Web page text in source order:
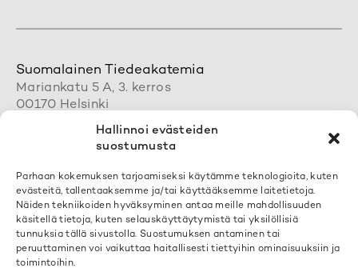
Hallinnoi evästeiden
suostumusta
Parhaan kokemuksen tarjoamiseksi käytämme teknologioita, kuten
evästeitä, tallentaaksemme ja/tai käyttääksemme laitetietoja.
Näiden tekniikoiden hyväksyminen antaa meille mahdollisuuden
käsitellä tietoja, kuten selauskäyttäytymistä tai yksilöllisiä
tunnuksia tällä sivustolla. Suostumuksen antaminen tai
peruuttaminen voi vaikuttaa haitallisesti tiettyihin ominaisuuksiin ja
toimintoihin.
Suomalainen Tiedeakatemia
Mariankatu 5 A, 3. kerros
00170 Helsinki
+358 50 462 0890
acadsci@acadsci.fi
Henkilökunnan yhteystiedot
Löydät yhteystietomme täältä
Tilaa uutiskirjeemme
Voit liittyä postituslistallemme